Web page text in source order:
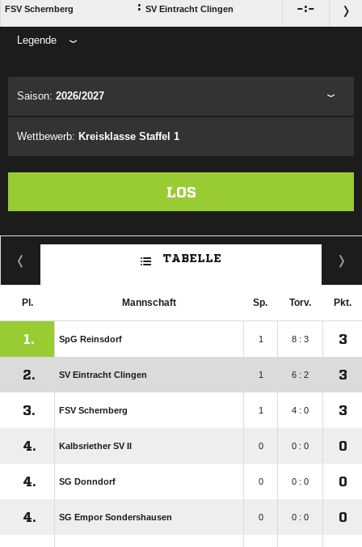
FSV Schernberg : SV Eintracht Clingen :
Legende
Saison: 2026/2027
Wettbewerb: Kreisklasse Staffel 1
LOS
TABELLE
Pl. Mannschaft Sp. Torv. Pkt.
1. SpG Reinsdorf 1 8 : 3 3
2. SV Eintracht Clingen 1 6 : 2 3
3. FSV Schernberg 1 4 : 0 3
4. Kalbsriether SV II 0 0 : 0 0
4. SG Donndorf 0 0 : 0 0
4. SG Empor Sondershausen 0 0 : 0 0